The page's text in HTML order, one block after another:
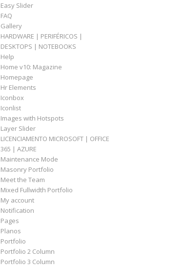
Easy Slider
FAQ
Gallery
HARDWARE | PERIFÉRICOS |
DESKTOPS | NOTEBOOKS
Help
Home v10: Magazine
Homepage
Hr Elements
Iconbox
Iconlist
Images with Hotspots
Layer Slider
LICENCIAMENTO MICROSOFT | OFFICE
365 | AZURE
Maintenance Mode
Masonry Portfolio
Meet the Team
Mixed Fullwidth Portfolio
My account
Notification
Pages
Planos
Portfolio
Portfolio 2 Column
Portfolio 3 Column